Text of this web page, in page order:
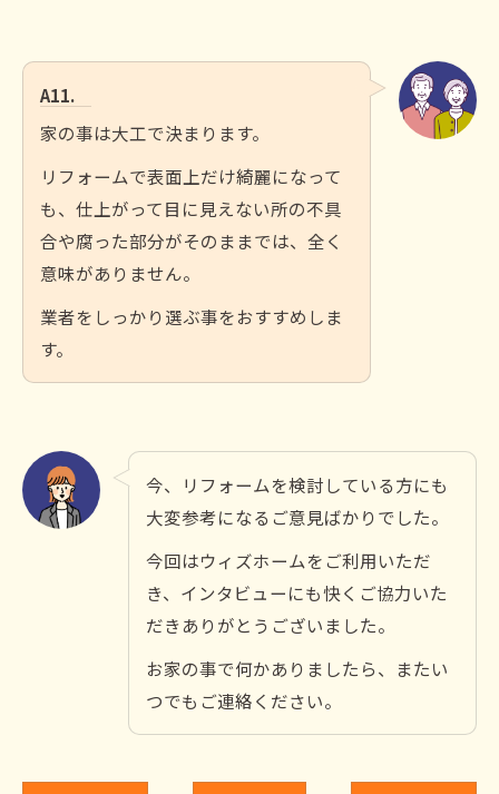
A11.
家の事は大工で決まります。
リフォームで表面上だけ綺麗になって
も、仕上がって目に見えない所の不具
合や腐った部分がそのままでは、全く
意味がありません。
業者をしっかり選ぶ事をおすすめしま
す。
今、リフォームを検討している方にも
大変参考になるご意見ばかりでした。
今回はウィズホームをご利用いただ
き、インタビューにも快くご協力いた
だきありがとうございました。
お家の事で何かありましたら、またい
つでもご連絡ください。